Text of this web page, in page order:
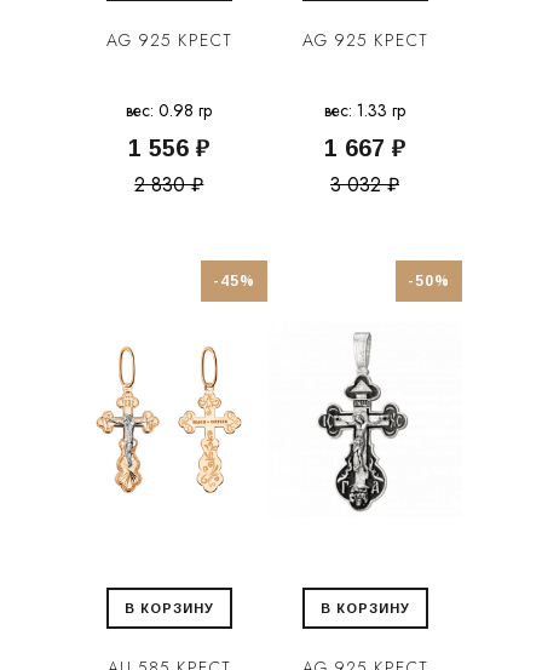
AG 925 КРЕСТ
вес: 0.98 гр
1 556 ₽
2 830 ₽
AG 925 КРЕСТ
вес: 1.33 гр
1 667 ₽
3 032 ₽
-45%
В КОРЗИНУ
-50%
В КОРЗИНУ